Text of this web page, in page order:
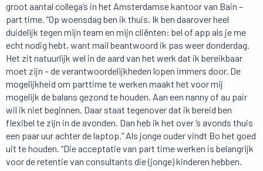
groot aantal collega’s in het Amsterdamse kantoor van Bain –
part time. “Op woensdag ben ik thuis. Ik ben daarover heel
duidelijk tegen mijn team en mijn cliënten: bel of app als je me
echt nodig hebt, want mail beantwoord ik pas weer donderdag.
Het zit natuurlijk wel in de aard van het werk dat ik bereikbaar
moet zijn – de verantwoordelijkheden lopen immers door. De
mogelijkheid om parttime te werken maakt het voor mij
mogelijk de balans gezond te houden. Aan een nanny of au pair
wil ik niet beginnen. Daar staat tegenover dat ik bereid ben
flexibel te zijn in de avonden. Dan heb ik het over ’s avonds thuis
een paar uur achter de laptop.” Als jonge ouder vindt Bo het goed
uit te houden. “Die acceptatie van part time werken is belangrijk
voor de retentie van consultants die (jonge) kinderen hebben.